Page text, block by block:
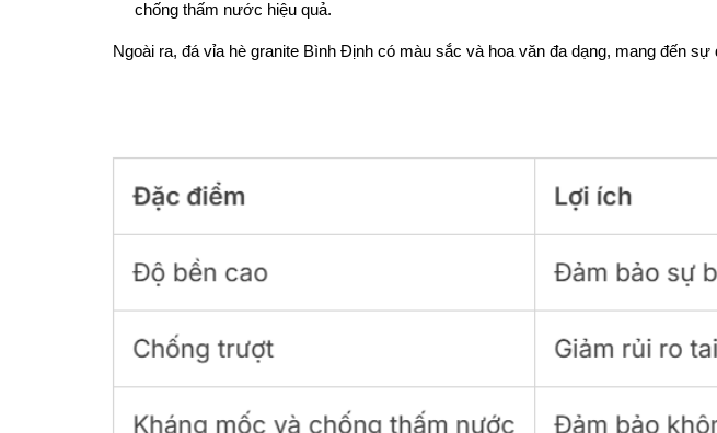
chống thấm nước hiệu quả.
Ngoài ra, đá vỉa hè granite Bình Định có màu sắc và hoa văn đa dạng, mang đến